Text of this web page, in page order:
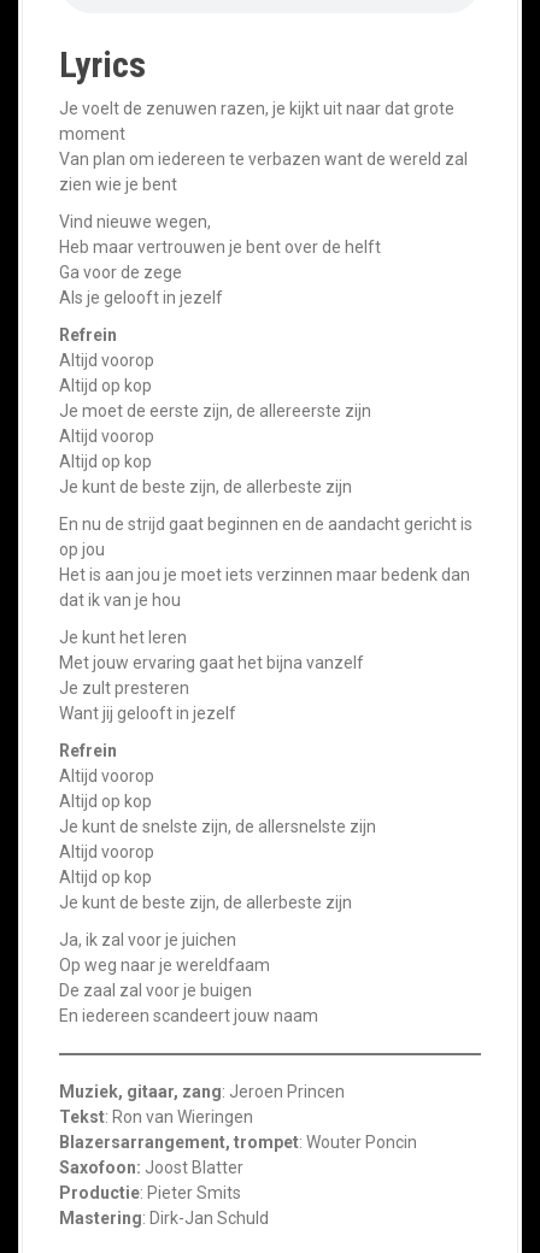
Lyrics
Je voelt de zenuwen razen, je kijkt uit naar dat grote
moment
Van plan om iedereen te verbazen want de wereld zal
zien wie je bent
Vind nieuwe wegen,
Heb maar vertrouwen je bent over de helft
Ga voor de zege
Als je gelooft in jezelf
Refrein
Altijd voorop
Altijd op kop
Je moet de eerste zijn, de allereerste zijn
Altijd voorop
Altijd op kop
Je kunt de beste zijn, de allerbeste zijn
En nu de strijd gaat beginnen en de aandacht gericht is
op jou
Het is aan jou je moet iets verzinnen maar bedenk dan
dat ik van je hou
Je kunt het leren
Met jouw ervaring gaat het bijna vanzelf
Je zult presteren
Want jij gelooft in jezelf
Refrein
Altijd voorop
Altijd op kop
Je kunt de snelste zijn, de allersnelste zijn
Altijd voorop
Altijd op kop
Je kunt de beste zijn, de allerbeste zijn
Ja, ik zal voor je juichen
Op weg naar je wereldfaam
De zaal zal voor je buigen
En iedereen scandeert jouw naam
Muziek, gitaar, zang: Jeroen Princen
Tekst: Ron van Wieringen
Blazersarrangement, trompet: Wouter Poncin
Saxofoon: Joost Blatter
Productie: Pieter Smits
Mastering: Dirk-Jan Schuld